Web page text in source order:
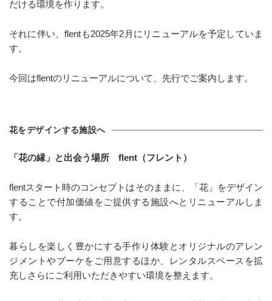
だける環境を作ります。
それに伴い、flentも2025年2月にリニューアルを予定していま
す。
今回はflentのリニューアルについて、先行でご案内します。
花をデザインする施設へ
「花の縁」と出会う場所 flent（フレント）
flentスタート時のコンセプトはそのままに、「花」をデザイン
することで付加価値をご提供する施設へとリニューアルしま
す。
暮らしを楽しく豊かにする手作り体験とオリジナルのアレン
ジメントやブーケをご用意するほか、レンタルスペースを拡
充しさらにご利用いただきやすい環境を整えます。